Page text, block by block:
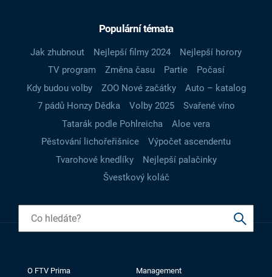
Populární témata
Jak zhubnout Nejlepší filmy 2024
Nejlepší horory
TV program
Změna času Partie
Počasí
Kdy budou volby
ZOO Nové začátky
Auto – katalog
7 pádů Honzy Dědka
Volby 2025
Svařené víno
Tatarák podle Pohlreicha
Aloe vera
Pěstování lichořeřišnice
Výpočet ascendentu
Tvarohové knedlíky
Nejlepší palačinky
Švestkový koláč
O FTV Prima
Management